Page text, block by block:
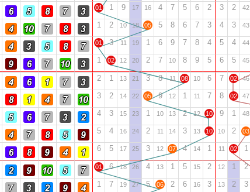
01 1 9 17 16 4 7 5 6 2 3 2 42
1 2 10 18 05 5 8 6 7 3 4 3 43
01 3 11 19 1 6 9 7 8 4 5 4 44
1 02 12 20 2 7 10 8 9 5 6 5 45
2 1 13 21 3 8 11 08 10 6 7 02 46
3 2 14 22 05 9 12 1 11 7 8 02 47
4 3 15 23 1 10 13 2 12 10 9 1 48
5 4 16 24 2 11 14 3 13 10 10 2 03
6 5 17 25 3 12 07 4 14 1 11 02 1
01 6 18 26 4 13 1 5 15 2 12 1 2
1 7 19 27 5 06 2 6 16 3 13 2 3